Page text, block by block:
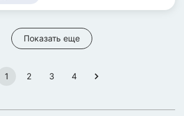
Показать еще
1 2 3 4